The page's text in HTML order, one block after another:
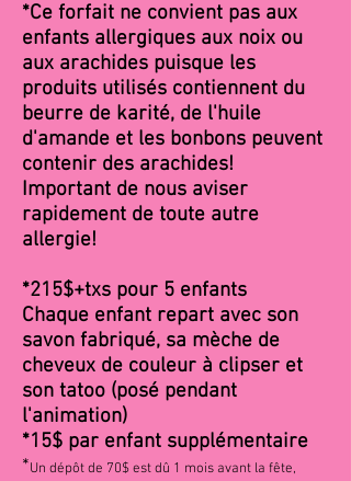
*Ce forfait ne convient pas aux
enfants allergiques aux noix ou
aux arachides puisque les
produits utilisés contiennent du
beurre de karité, de l'huile
d'amande et les bonbons peuvent
contenir des arachides!
Important de nous aviser
rapidement de toute autre
allergie!
*215$+txs pour 5 enfants
Chaque enfant repart avec son
savon fabriqué, sa mèche de
cheveux de couleur à clipser et
son tatoo (posé pendant
l'animation)
*15$ par enfant supplémentaire
*Un dépôt de 70$ est dû 1 mois avant la fête,